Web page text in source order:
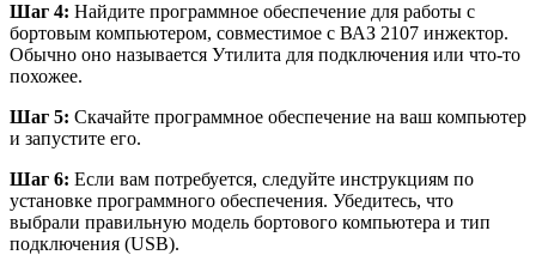
Шаг 4: Найдите программное обеспечение для работы с
бортовым компьютером, совместимое с ВАЗ 2107 инжектор.
Обычно оно называется Утилита для подключения или что-то
похожее.
Шаг 5: Скачайте программное обеспечение на ваш компьютер
и запустите его.
Шаг 6: Если вам потребуется, следуйте инструкциям по
установке программного обеспечения. Убедитесь, что
выбрали правильную модель бортового компьютера и тип
подключения (USB).